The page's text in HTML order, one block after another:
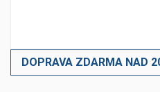
DOPRAVA ZDARMA NAD